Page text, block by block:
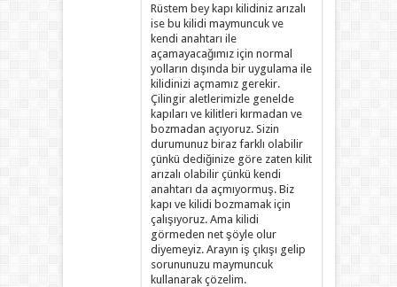
Rüstem bey kapı kilidiniz arızalı
ise bu kilidi maymuncuk ve
kendi anahtarı ile
açamayacağımız için normal
yolların dışında bir uygulama ile
kilidinizi açmamız gerekir.
Çilingir aletlerimizle genelde
kapıları ve kilitleri kırmadan ve
bozmadan açıyoruz. Sizin
durumunuz biraz farklı olabilir
çünkü dediğinize göre zaten kilit
arızalı olabilir çünkü kendi
anahtarı da açmıyormuş. Biz
kapı ve kilidi bozmamak için
çalışıyoruz. Ama kilidi
görmeden net şöyle olur
diyemeyiz. Arayın iş çıkışı gelip
sorununuzu maymuncuk
kullanarak çözelim.